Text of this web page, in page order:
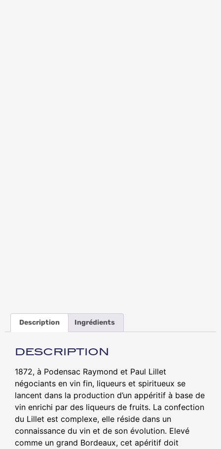
Description Ingrédients
DESCRIPTION
1872, à Podensac Raymond et Paul Lillet
négociants en vin fin, liqueurs et spiritueux se
lancent dans la production d’un appéritif à base de
vin enrichi par des liqueurs de fruits. La confection
du Lillet est complexe, elle réside dans un
connaissance du vin et de son évolution. Elevé
comme un grand Bordeaux, cet apéritif doit